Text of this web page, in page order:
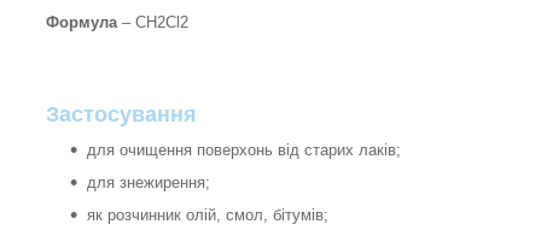
Формула – CH 2Cl 2
Застосування
для очищення поверхонь від старих лаків;
для знежирення;
як розчинник олій, смол, бітумів;